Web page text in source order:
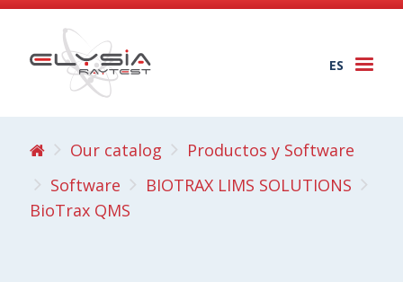
ES
Our catalog
Productos y Software
Software
BIOTRAX LIMS SOLUTIONS
BioTrax QMS